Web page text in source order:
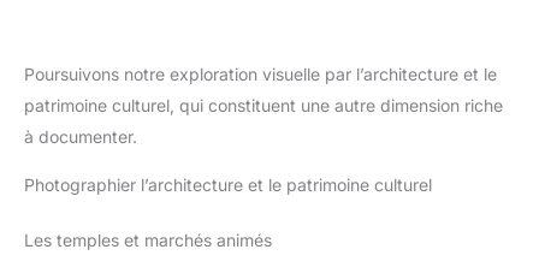
Poursuivons notre exploration visuelle par l’architecture et le
patrimoine culturel, qui constituent une autre dimension riche
à documenter.
Photographier l’architecture et le patrimoine culturel
Les temples et marchés animés